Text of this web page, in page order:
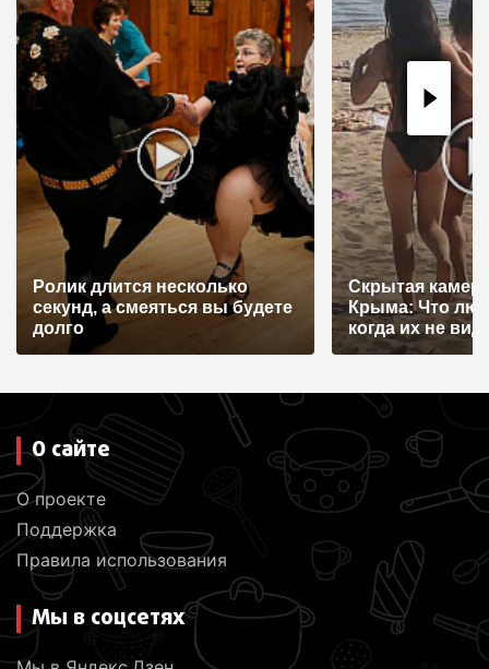
Ролик длится несколько
секунд, а смеяться вы будете
долго
Скрытая
Крыма: Что
когда их не
О сайте
О проекте
Поддержка
Правила использования
Мы в соцсетях